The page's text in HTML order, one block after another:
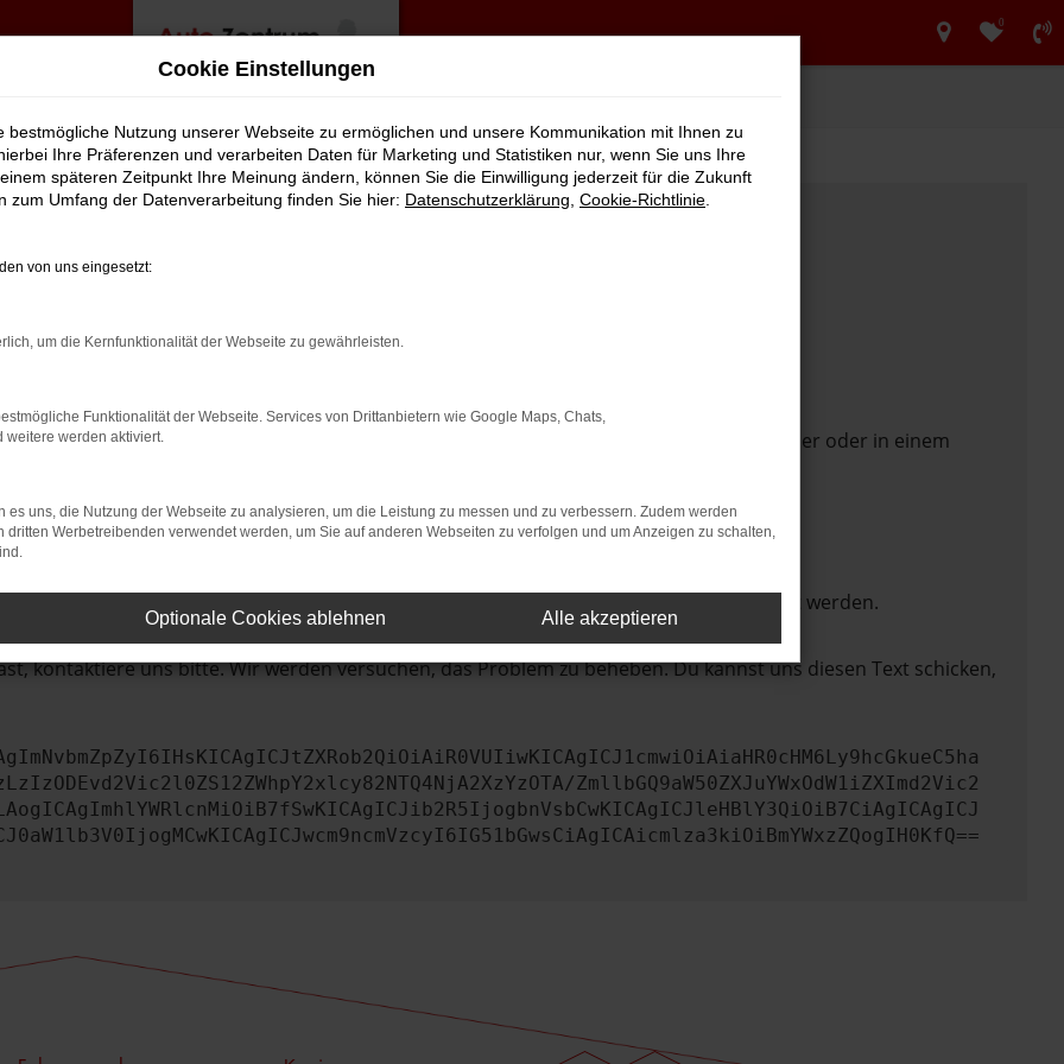
0
das Laden bestimmter Seiten verhindern. Funktioniert die Seite in einem anderen Browser oder in einem
zu beheben.
auf dem neuesten Stand sind.
sondern kann auch dazu führen, dass bestimmte Funktionen nicht mehr unterstützt werden.
kontaktiere uns bitte. Wir werden versuchen, das Problem zu beheben. Du kannst uns diesen Text schicken,
ZmllbGQ9aW50ZXJuYWxOdW1iZXImd2Vic2
Cookie Einstellungen
bestmögliche Nutzung unserer Webseite zu ermöglichen und unsere Kommunikation mit Ihnen zu
Ihre Präferenzen und verarbeiten Daten für Marketing und Statistiken nur, wenn Sie uns Ihre
späteren Zeitpunkt Ihre Meinung ändern, können Sie die Einwilligung jederzeit für die Zukunft
zum Umfang der Datenverarbeitung finden Sie hier: Datenschutzerklärung Cookie-Richtlinie
von uns eingesetzt:
um die Kernfunktionalität der Webseite zu gewährleisten.
Funktionalität der Webseite. Services von Drittanbietern wie Google Maps, Chats,
weitere werden aktiviert.
es uns, die Nutzung der Webseite zu analysieren, um die Leistung zu messen und zu verbessern. Zudem werden
dritten Werbetreibenden verwendet werden, um Sie auf anderen Webseiten zu verfolgen und um Anzeigen zu schalten,
Optionale Cookies ablehnen Alle akzeptieren